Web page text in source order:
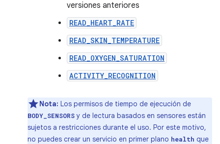
versiones anteriores
READ_HEART_RATE
READ_SKIN_TEMPERATURE
READ_OXYGEN_SATURATION
ACTIVITY_RECOGNITION
Nota: Los permisos de tiempo de ejecución de
BODY_SENSORSy de lectura basados en sensores están
sujetos a restricciones durante el uso. Por este motivo,
no puedes crear un servicio en primer plano health que